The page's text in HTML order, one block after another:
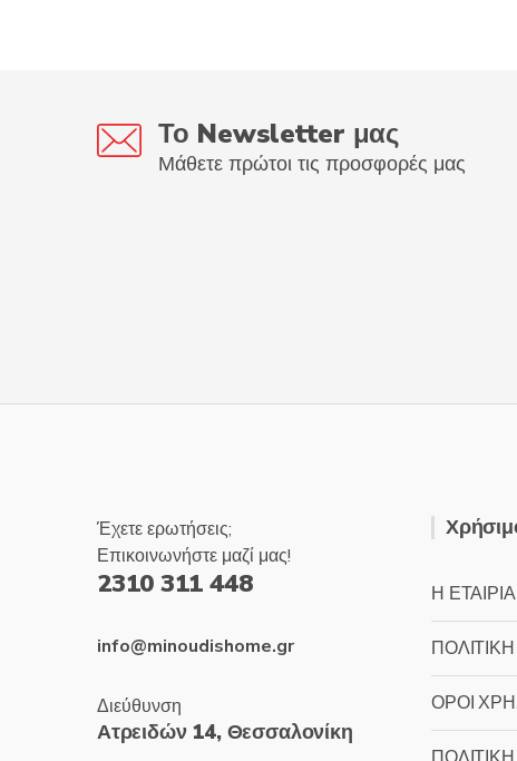
Το Newsletter μας
Μάθετε πρώτοι τις προσφορές μας
Έχετε ερωτήσεις;
Επικοινωνήστε μαζί μας!
2310 311 448
info@minoudishome.gr
Διεύθυνση
Ατρειδών 14, Θεσσαλονίκη
Η
ΟΡΟΙ